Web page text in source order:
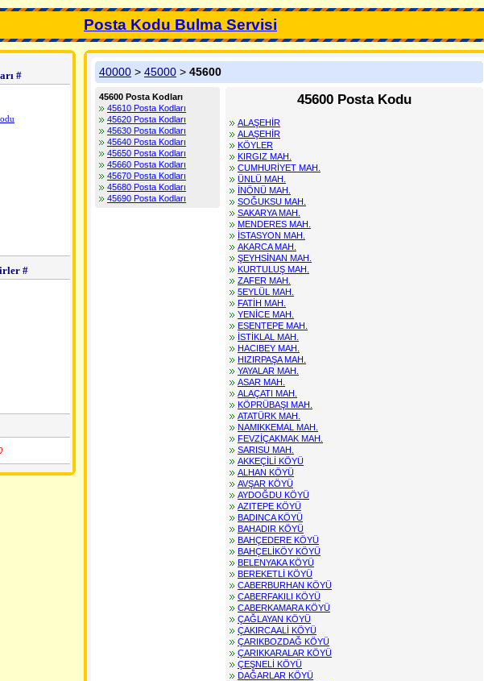
Posta Kodu Bulma Servisi
#
#
40000 > 45000 > 45600
45600 Posta Kodları
45610 Posta Kodları
45620 Posta Kodları
45630 Posta Kodları
45640 Posta Kodları
45650 Posta Kodları
45660 Posta Kodları
45670 Posta Kodları
45680 Posta Kodları
45690 Posta Kodları
45600 Posta Kodu
ALAŞEHİR
ALAŞEHİR
KÖYLER
KIRGIZ MAH.
CUMHURİYET MAH.
ÜNLÜ MAH.
İNÖNÜ MAH.
SOĞUKSU MAH.
SAKARYA MAH.
MENDERES MAH.
İSTASYON MAH.
AKARCA MAH.
ŞEYHSİNAN MAH.
KURTULUŞ MAH.
ZAFER MAH.
5EYLÜL MAH.
FATİH MAH.
YENİCE MAH.
ESENTEPE MAH.
İSTİKLAL MAH.
HACIBEY MAH.
HIZIRPAŞA MAH.
YAYALAR MAH.
ASAR MAH.
ALAÇATI MAH.
KÖPRÜBAŞI MAH.
ATATÜRK MAH.
NAMIKKEMAL MAH.
FEVZİÇAKMAK MAH.
SARISU MAH.
AKKEÇİLİ KÖYÜ
ALHAN KÖYÜ
AVŞAR KÖYÜ
AYDOĞDU KÖYÜ
AZITEPE KÖYÜ
BADINCA KÖYÜ
BAHADIR KÖYÜ
BAHÇEDERE KÖYÜ
BAHÇELİKÖY KÖYÜ
BELENYAKA KÖYÜ
BEREKETLİ KÖYÜ
CABERBURHAN KÖYÜ
CABERFAKILI KÖYÜ
CABERKAMARA KÖYÜ
ÇAĞLAYAN KÖYÜ
ÇAKIRCAALİ KÖYÜ
ÇARIKBOZDAĞ KÖYÜ
ÇARIKKARALAR KÖYÜ
ÇEŞNELİ KÖYÜ
DAĞARLAR KÖYÜ